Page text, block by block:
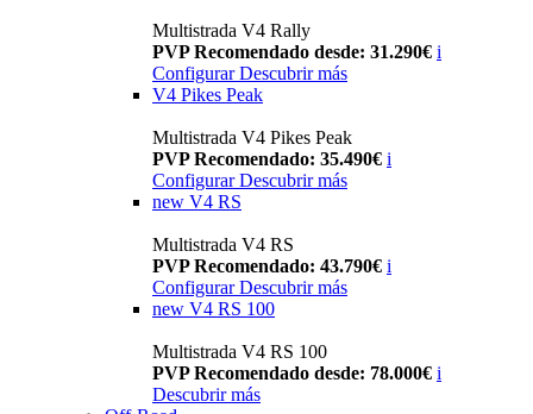
Multistrada V4 Rally
PVP Recomendado desde: 31.290€ i
Configurar Descubrir más
V4 Pikes Peak
Multistrada V4 Pikes Peak
PVP Recomendado: 35.490€ i
Configurar Descubrir más
new V4 RS
Multistrada V4 RS
PVP Recomendado: 43.790€ i
ConfigurarDescubrir más
new V4 RS 100
Multistrada V4 RS 100
PVP Recomendado desde: 78.000€ i
Descubrir más